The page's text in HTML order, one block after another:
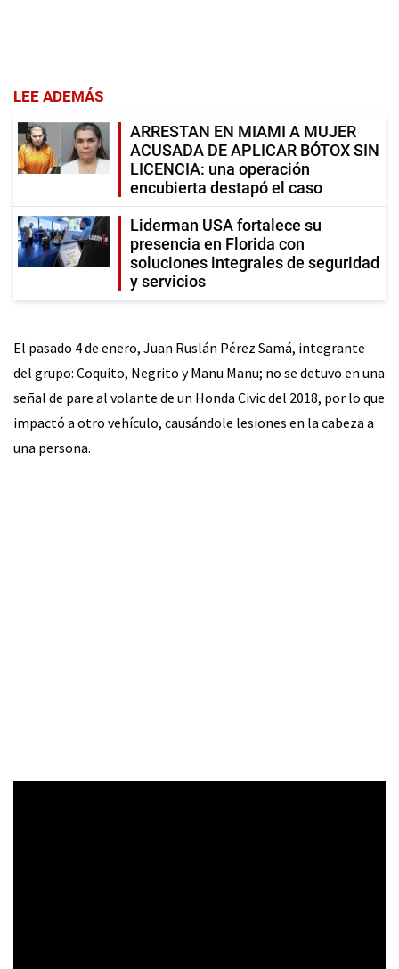
LEE ADEMÁS
ARRESTAN EN MIAMI A MUJER
ACUSADA DE APLICAR BÓTOX SIN
LICENCIA: una operación
encubierta destapó el caso
Liderman USA fortalece su
presencia en Florida con
soluciones integrales de seguridad
y servicios
El pasado 4 de enero, Juan Ruslán Pérez Samá, integrante
del grupo: Coquito, Negrito y Manu Manu; no se detuvo en una
señal de pare al volante de un Honda Civic del 2018, por lo que
impactó a otro vehículo, causándole lesiones en la cabeza a
una persona.